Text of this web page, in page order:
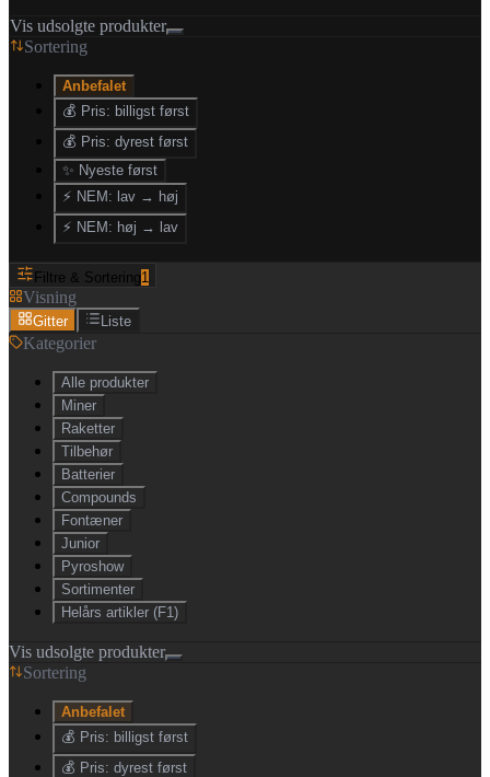
Vis udsolgte produkter
Sortering
Anbefalet
💰 Pris: billigst først
💰 Pris: dyrest først
✨ Nyeste først
⚡ NEM: lav → høj
⚡ NEM: høj → lav
Filtre & Sortering1
Visning
Gitter Liste
Kategorier
Alle produkter
Miner
Raketter
Tilbehør
Batterier
Compounds
Fontæner
Junior
Pyroshow
Sortimenter
Helårs artikler (F1)
Vis udsolgte produkter
Sortering
Anbefalet
💰 Pris: billigst først
💰 Pris: dyrest først